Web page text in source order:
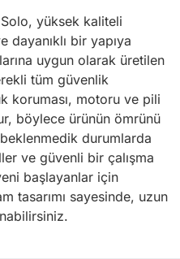
yüksek kaliteli
bir yapıya
uygun olarak üretilen
tüm güvenlik
koruması, motoru ve pili
böylece ürünün ömrünü
durumlarda
ve güvenli bir çalışma
başlayanlar için
tasarımı sayesinde, uzun